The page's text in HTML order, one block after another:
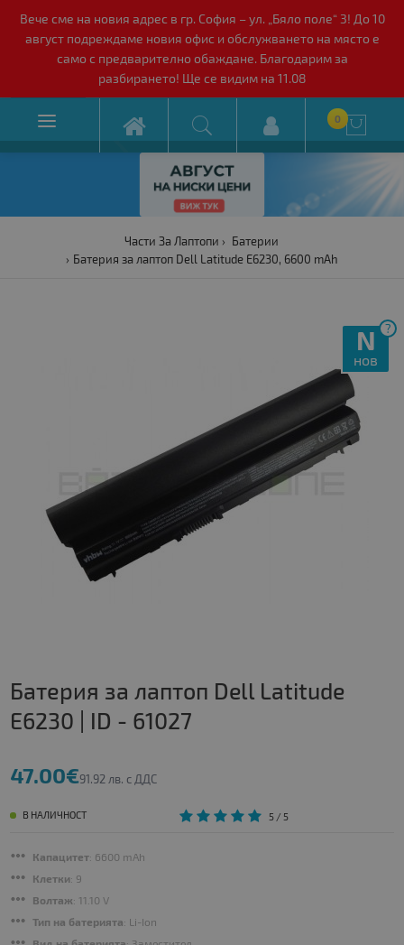
Вече сме на новия адрес в гр. София – ул. „Бяло поле“ 3! До 10
август подреждаме новия офис и обслужването на място е
само с предварително обаждане. Благодарим за
разбирането! Ще се видим на 11.08
 0 
Части За Лаптопи
Батерии
Батерия за лаптоп Dell Latitude E6230, 6600 mAh
?
N
нов
Батерия за лаптоп Dell Latitude
E6230 | ID - 61027
47.00€91.92 лв. с ДДС
В НАЛИЧНОСТ 5/ 5
Капацитет: 6600 mAh
Клетки: 9
Волтаж: 11.10 V
Тип на батерията: Li-Ion